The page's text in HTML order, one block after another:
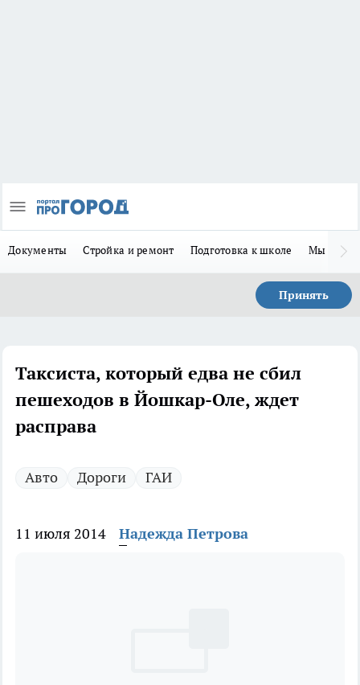
Документы Стройка и ремонт Подготовка к школе Мы в MAX
Принять
Таксиста, который едва не сбил
пешеходов в Йошкар-Оле, ждет
расправа
Авто Дороги ГАИ
11 июля 2014 Надежда Петрова